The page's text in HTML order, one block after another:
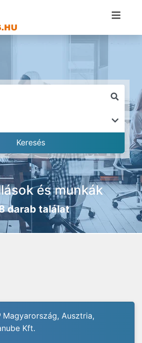
és munkák
darab találat
Magyarország, Ausztria,
Kft.